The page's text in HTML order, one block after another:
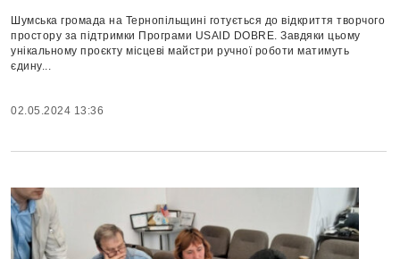
Шумська громада на Тернопільщині готується до відкриття творчого
простору за підтримки Програми USAID DOBRE. Завдяки цьому
унікальному проєкту місцеві майстри ручної роботи матимуть
єдину...
02.05.2024 13:36